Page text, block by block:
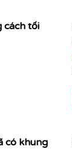
cách tối
có khung